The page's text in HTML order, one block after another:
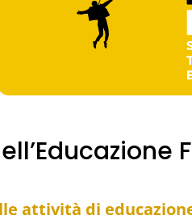
attività di